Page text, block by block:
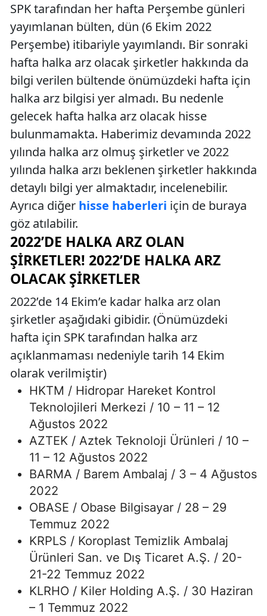
SPK tarafından her hafta Perşembe günleri
yayımlanan bülten, dün (6 Ekim 2022
Perşembe) itibariyle yayımlandı. Bir sonraki
hafta halka arz olacak şirketler hakkında da
bilgi verilen bültende önümüzdeki hafta için
halka arz bilgisi yer almadı. Bu nedenle
gelecek hafta halka arz olacak hisse
bulunmamakta. Haberimiz devamında 2022
yılında halka arz olmuş şirketler ve 2022
yılında halka arzı beklenen şirketler hakkında
detaylı bilgi yer almaktadır, incelenebilir.
Ayrıca diğer hisse haberleri için de buraya
göz atılabilir.
2022’DE HALKA ARZ OLAN
ŞIRKETLER! 2022’DE HALKA ARZ
OLACAK ŞIRKETLER
2022’de 14 Ekim’e kadar halka arz olan
şirketler aşağıdaki gibidir. (Önümüzdeki
hafta için SPK tarafından halka arz
açıklanmaması nedeniyle tarih 14 Ekim
olarak verilmiştir)
HKTM / Hidropar Hareket Kontrol
Teknolojileri Merkezi / 10 – 11 – 12
Ağustos 2022
AZTEK / Aztek Teknoloji Ürünleri / 10 –
11 – 12 Ağustos 2022
BARMA / Barem Ambalaj / 3 – 4 Ağustos
2022
OBASE / Obase Bilgisayar / 28 – 29
Temmuz 2022
KRPLS / Koroplast Temizlik Ambalaj
Ürünleri San. ve Dış Ticaret A.Ş. / 20-
21-22 Temmuz 2022
KLRHO / Kiler Holding A.Ş. / 30 Haziran
– 1 Temmuz 2022